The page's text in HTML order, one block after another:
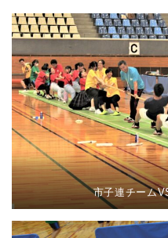
市子連チーム